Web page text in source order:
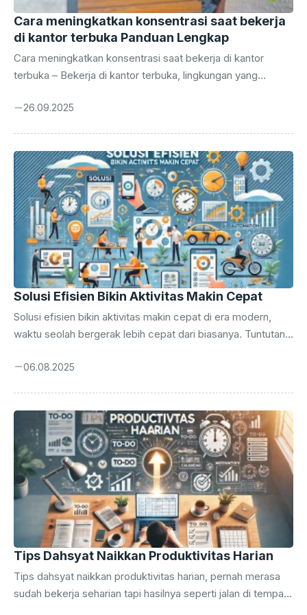
Cara meningkatkan konsentrasi saat bekerja
di kantor terbuka Panduan Lengkap
Cara meningkatkan konsentrasi saat bekerja di kantor
terbuka – Bekerja di kantor terbuka, lingkungan yang
menjadi mimpi buruk bagi fokus. Suara bising, gangguan
mempertahankan konsentrasi. Tapi jangan khawatir, ada
cara untuk menaklukkan tantangan ini. Panduan ini akan
membahas secara mendalam tentang cara meningkatkan
konsentrasi saat bekerja di kantor terbuka. Dari strategi
jangka pendek yang dapat diterapkan segera hingga
perubahan ...
26.09.2025
Solusi Efisien Bikin Aktivitas Makin Cepat
Solusi efisien bikin aktivitas makin cepat di era modern,
waktu seolah bergerak lebih cepat dari biasanya. Tuntutan
menumpuk setiap hari. Tanpa strategi yang tepat, banyak
mempercepat aktivitas tanpa mengorbankan kualitas.
Mengelola waktu dan aktivitas dengan cara cerdas bukan
sekadar trend, tapi kebutuhan. Efisiensi kini bukan hanya
untuk perusahaan besar, tapi juga individu yang ingin
menjalani hari lebih ringan. ...
06.08.2025
Tips Dahsyat Naikkan Produktivitas Harian
Tips dahsyat naikkan produktivitas harian, pernah merasa
sudah bekerja seharian tapi hasilnya seperti jalan di tempat?